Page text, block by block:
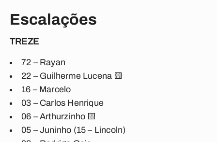
Escalações
TREZE
72 – Rayan
22 – Guilherme Lucena 🟨
16 – Marcelo
03 – Carlos Henrique
06 – Arthurzinho 🟨
05 – Juninho (15 – Lincoln)